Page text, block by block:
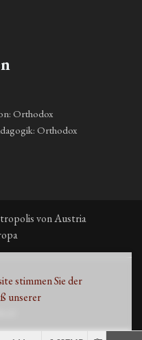
stimmen Sie der
unserer
Orthodox
Orthodox
von Austria